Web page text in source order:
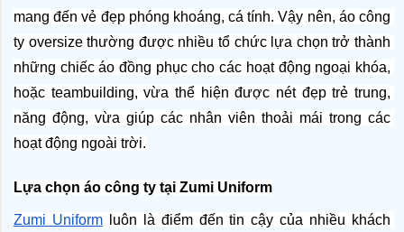
mang đến vẻ đẹp phóng khoáng, cá tính. Vậy nên, áo công
ty oversize thường được nhiều tổ chức lựa chọn trở thành
những chiếc áo đồng phục cho các hoạt động ngoại khóa,
hoặc teambuilding, vừa thể hiện được nét đẹp trẻ trung,
năng động, vừa giúp các nhân viên thoải mái trong các
hoạt động ngoài trời.
Lựa chọn áo công ty tại Zumi Uniform
Zumi Uniform luôn là điểm đến tin cậy của nhiều khách